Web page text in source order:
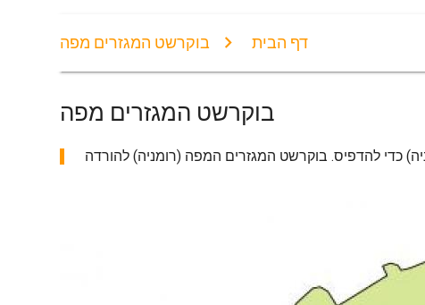
דף הבית בוקרשט המגזרים מפה
בוקרשט המגזרים מפה